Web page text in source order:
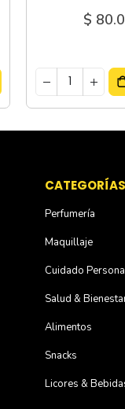
$
CATEGORÍAS
Perfumería
Maquillaje
Cuidado
Salud &
Alimentos
Snacks
Licores &